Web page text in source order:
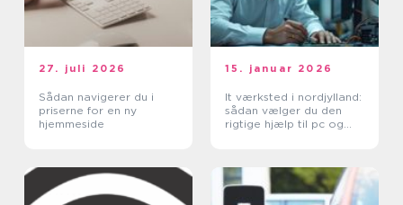
27. juli 2026
Sådan navigerer du i
priserne for en ny
hjemmeside
15. januar 2026
It værksted i nordjylland:
sådan vælger du den
rigtige hjælp til pc og